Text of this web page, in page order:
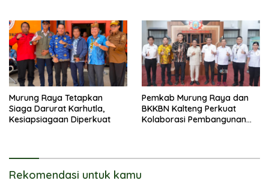
Murung Raya Tetapkan
Siaga Darurat Karhutla,
Kesiapsiagaan Diperkuat
Pemkab Murung Raya dan
BKKBN Kalteng Perkuat
Kolaborasi Pembangunan
Rekomendasi untuk kamu